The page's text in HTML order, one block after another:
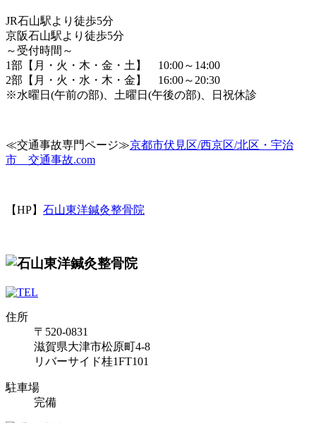
JR石山駅より徒歩5分
京阪石山駅より徒歩5分
～受付時間～
1部【月・火・木・金・土】 10:00～14:00
2部【月・火・水・木・金】 16:00～20:30
※水曜日(午前の部)、土曜日(午後の部)、日祝休診
≪交通事故専門ページ≫京都市伏見区/西京区/北区・宇治
市 交通事故.com
【HP】 石山東洋鍼灸整骨院
住所
〒520-0831
滋賀県大津市松原町4-8
リバーサイド桂1FT101
駐車場
完備